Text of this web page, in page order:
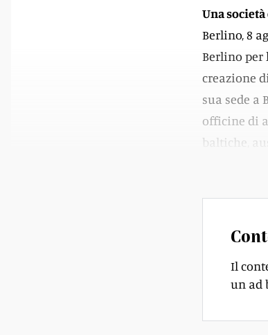
Una
Berlino, 8
Berlino per
creazione
sua sede a
officine di
baltiche,
Il
un ad